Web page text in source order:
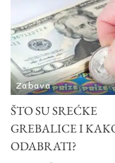
Zabava
ŠTO SU SREĆKE
GREBALICE I
ODABRATI?